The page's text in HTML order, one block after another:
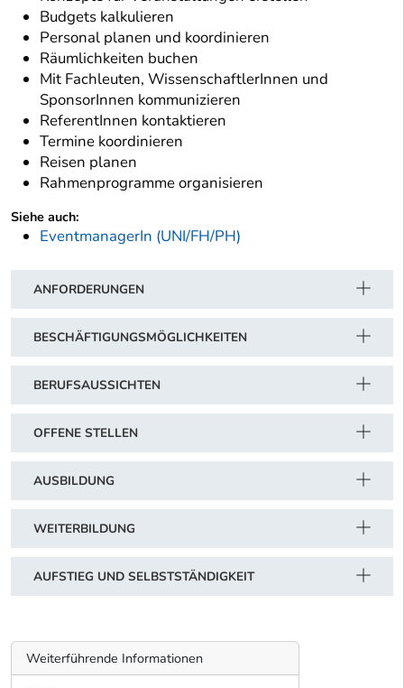
Budgets kalkulieren
Personal planen und koordinieren
Räumlichkeiten buchen
Mit Fachleuten, WissenschaftlerInnen und
SponsorInnen kommunizieren
ReferentInnen kontaktieren
Termine koordinieren
Reisen planen
Rahmenprogramme organisieren
Siehe auch:
EventmanagerIn (UNI/FH/PH)
ANFORDERUNGEN
BESCHÄFTIGUNGSMÖGLICHKEITEN
BERUFSAUSSICHTEN
OFFENE STELLEN
AUSBILDUNG
WEITERBILDUNG
AUFSTIEG UND SELBSTSTÄNDIGKEIT
Weiterführende Informationen